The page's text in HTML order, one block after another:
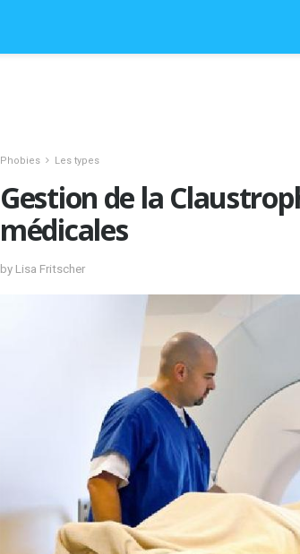
Phobies Les types
Gestion de la
médicales
by Lisa Fritscher